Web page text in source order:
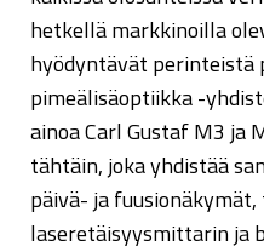
hetkellä markkinoilla
hyödyntävät perinteistä
pimeälisäoptiikka -
ainoa Carl Gustaf M3
tähtäin, joka yhdistää
päivä- ja
laseretäisyysmittarin ja